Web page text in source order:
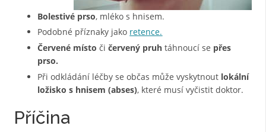
Bolestivé prso, mléko s hnisem.
Podobné příznaky jako retence.
Červené místo čičervený pruh táhnoucí se přes
prso.
Při odkládání léčby se občas může vyskytnout lokální
ložisko s hnisem (abses), které musí vyčistit doktor.
Příčina